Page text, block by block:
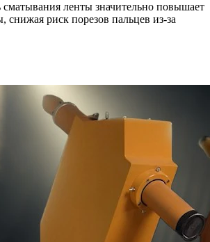
сматывания ленты значительно повышает
снижая риск порезов пальцев из-за